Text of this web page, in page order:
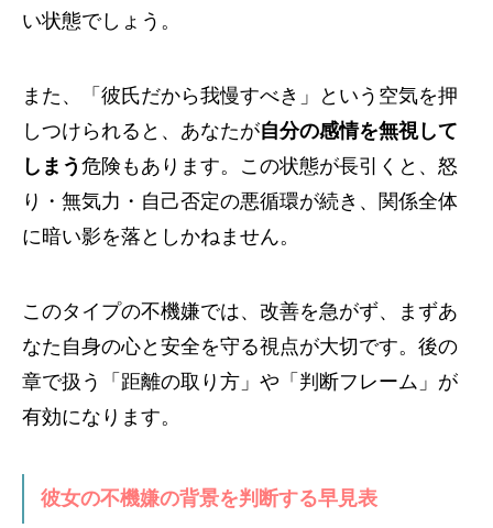
い状態でしょう。
また、「彼氏だから我慢すべき」という空気を押
しつけられると、あなたが自分の感情を無視して
しまう 危険もあります。この状態が長引くと、怒
り・無気力・自己否定の悪循環が続き、関係全体
に暗い影を落としかねません。
このタイプの不機嫌では、改善を急がず、まずあ
なた自身の心と安全を守る視点が大切です。後の
章で扱う「距離の取り方」や「判断フレーム」が
有効になります。
彼女の不機嫌の背景を判断する早見表